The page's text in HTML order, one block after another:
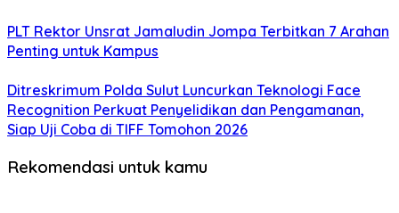
​PLT Rektor Unsrat Jamaludin Jompa Terbitkan 7 Arahan
Penting untuk Kampus
Ditreskrimum Polda Sulut Luncurkan Teknologi Face
Recognition Perkuat Penyelidikan dan Pengamanan,
Siap Uji Coba di TIFF Tomohon 2026
Rekomendasi untuk kamu